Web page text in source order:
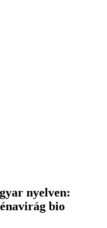
nyelven:
bio